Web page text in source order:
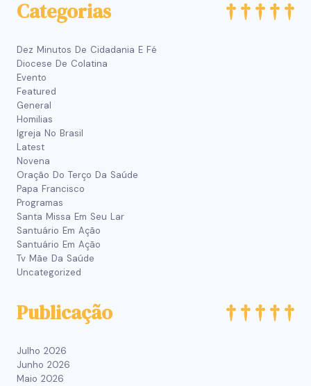
Categorias
Dez Minutos De Cidadania E Fé
Diocese De Colatina
Evento
Featured
General
Homilias
Igreja No Brasil
Latest
Novena
Oração Do Terço Da Saúde
Papa Francisco
Programas
Santa Missa Em Seu Lar
Santuário Em Ação
Santuário Em Ação
Tv Mãe Da Saúde
Uncategorized
Publicação
Julho 2026
Junho 2026
Maio 2026